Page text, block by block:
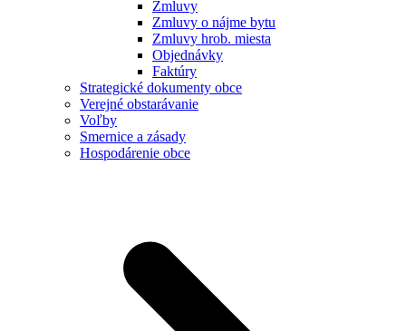
Zmluvy
Zmluvy o nájme bytu
Zmluvy hrob. miesta
Objednávky
Faktúry
Strategické dokumenty obce
Verejné obstarávanie
Voľby
Smernice a zásady
Hospodárenie obce